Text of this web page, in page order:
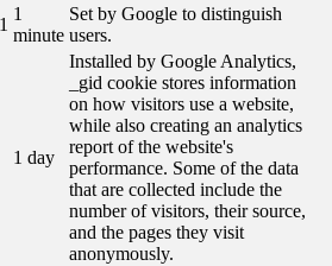
1
minute
Set by Google to distinguish
users.
1 day
Installed by Google Analytics,
_gid cookie stores information
on how visitors use a website,
while also creating an analytics
report of the website's
performance. Some of the data
that are collected include the
number of visitors, their source,
and the pages they visit
anonymously.